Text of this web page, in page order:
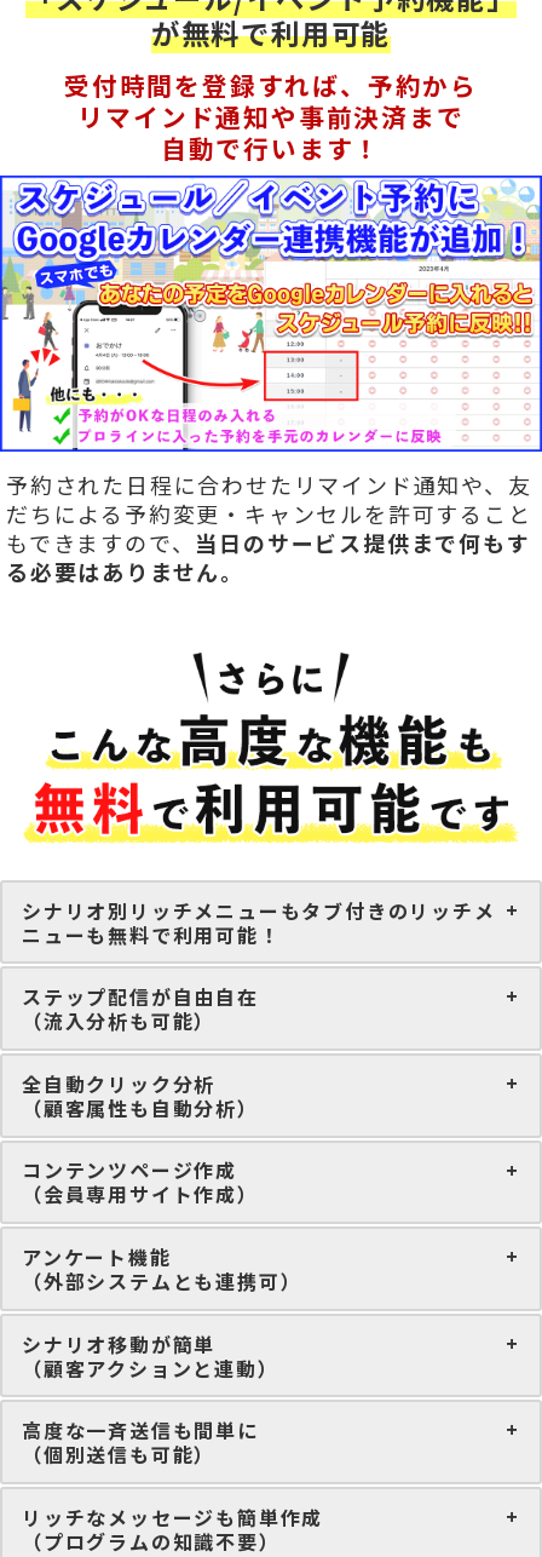
が無料で利用可能
受付時間を登録すれば、予約から
リマインド通知や事前決済まで
自動で行います！
予約された日程に合わせたリマインド通知や、友
だちによる予約変更・キャンセルを許可すること
もできますので、 当日のサービス提供まで何もす
る必要はありません。
シナリオ別リッチメニューもタブ付きのリッチメ
ニューも無料で利用可能！
ステップ配信が自由自在
（流入分析も可能）
全自動クリック分析
（顧客属性も自動分析）
コンテンツページ作成
（会員専用サイト作成）
アンケート機能
（外部システムとも連携可）
シナリオ移動が簡単
（顧客アクションと連動）
高度な一斉送信も間単に
（個別送信も可能）
リッチなメッセージも簡単作成
（プログラムの知識不要）